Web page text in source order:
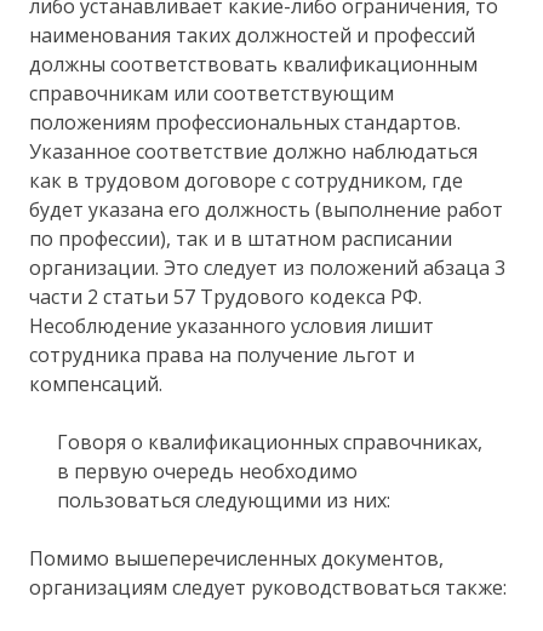
либо устанавливает какие-либо ограничения, то
наименования таких должностей и профессий
должны соответствовать квалификационным
справочникам или соответствующим
положениям профессиональных стандартов.
Указанное соответствие должно наблюдаться
как в трудовом договоре с сотрудником, где
будет указана его должность (выполнение работ
по профессии), так и в штатном расписании
организации. Это следует из положений абзаца 3
части 2 статьи 57 Трудового кодекса РФ.
Несоблюдение указанного условия лишит
сотрудника права на получение льгот и
компенсаций.
Говоря о квалификационных справочниках,
в первую очередь необходимо
пользоваться следующими из них:
Помимо вышеперечисленных документов,
организациям следует руководствоваться также: